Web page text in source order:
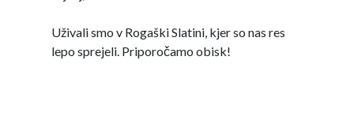
Uživali smo v Rogaški Slatini, kjer so nas res
lepo sprejeli. Priporočamo obisk!